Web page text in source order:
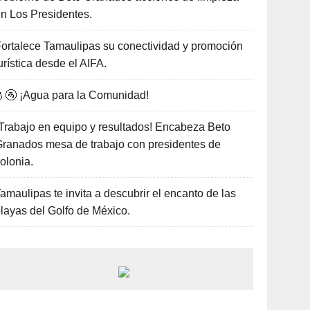
Los Presidentes.
Tamaulipas su conectividad y promoción
desde el AIFA.
¡Agua para la Comunidad!
en equipo y resultados! Encabeza Beto
mesa de trabajo con presidentes de
te invita a descubrir el encanto de las
del Golfo de México.